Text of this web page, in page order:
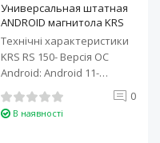
Универсальная штатная
ANDROID магнитола KRS
RS 150 10" 2/32 GB
Технічні характеристики
KRS RS 150- Версія ОС
Android: Android 11-
Процесор: 4-ядерний ARM
Cortex-A7..
0
В наявності